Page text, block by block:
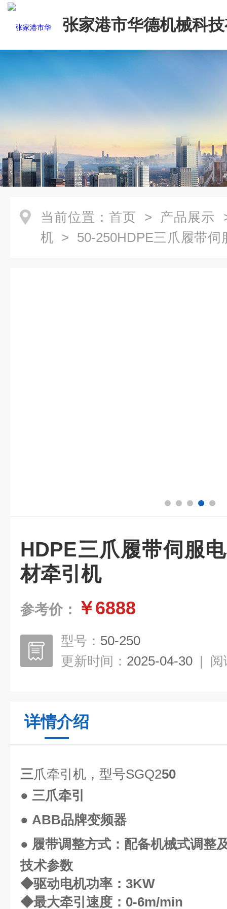
张家港市华德机械科
司
当前位置： 首页 > 产品展示
机 > 50-250HDPE三爪履带伺
HDPE三爪履带伺服
材牵引机
参考价： ￥6888
型号： 50-250
更新时间： 2025-04-30 | 阅
详情介绍
三爪牵引机，型号SGQ250
● 三爪牵引
● ABB品牌变频器
● 履带调整方式：配备机械式调整
技术参数
◆驱动电机功率： 3KW
◆最大牵引速度： 0-6m/min